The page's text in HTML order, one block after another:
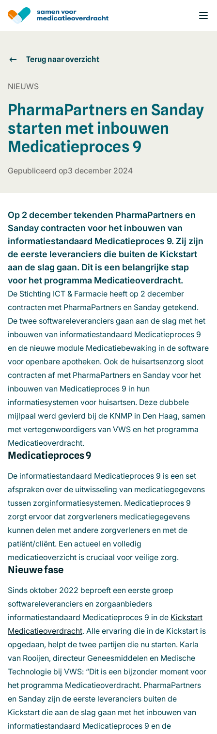
Overslaan
en
gaanTerug naar overzicht
NIEUWS
PharmaPartners en Sanday
starten met inbouwen
Medicatieproces 9
Gepubliceerd op3 december 2024
Op 2 december tekenden PharmaPartners en
Sanday contracten voor het inbouwen van
informatiestandaard Medicatieproces 9. Zij zijn
de eerste leveranciers die buiten de Kickstart
aan de slag gaan. Dit is een belangrijke stap
voor het programma Medicatieoverdracht.
De Stichting ICT & Farmacie heeft op 2 december
contracten met PharmaPartners en Sanday getekend.
De twee softwareleveranciers gaan aan de slag met het
inbouwen van informatiestandaard Medicatieproces 9
en de nieuwe module Medicatiebewaking in de software
voor openbare apotheken. Ook de huisartsenzorg sloot
contracten af met PharmaPartners en Sanday voor het
inbouwen van Medicatieproces 9 in hun
informatiesystemen voor huisartsen. Deze dubbele
mijlpaal werd gevierd bij de KNMP in Den Haag, samen
met vertegenwoordigers van VWS en het programma
Medicatieoverdracht.
Medicatieproces 9
De informatiestandaard Medicatieproces 9 is een set
afspraken over de uitwisseling van medicatiegegevens
tussen zorginformatiesystemen. Medicatieproces 9
zorgt ervoor dat zorgverleners medicatiegegevens
kunnen delen met andere zorgverleners en met de
patiënt/cliënt. Een actueel en volledig
medicatieoverzicht is cruciaal voor veilige zorg.
Nieuwe fase
Sinds oktober 2022 beproeft een eerste groep
softwareleveranciers en zorgaanbieders
informatiestandaard Medicatieproces 9 in de Kickstart
Medicatieoverdracht. Alle ervaring die in de Kickstart is
opgedaan, helpt de twee partijen die nu starten. Karla
van Rooijen, directeur Geneesmiddelen en Medische
Technologie bij VWS: “Dit is een bijzonder moment voor
het programma Medicatieoverdracht. PharmaPartners
en Sanday zijn de eerste leveranciers buiten de
Kickstart die aan de slag gaan met het inbouwen van
informatiestandaard Medicatieproces 9 en de